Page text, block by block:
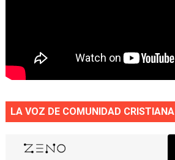
LA VOZ DE COMUNIDAD CRISTIANA